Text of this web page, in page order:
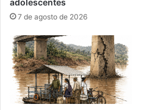
adolescentes
7 de agosto de 2026